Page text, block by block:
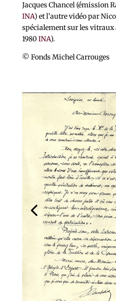
Jacques Chancel (émission
INA) et l’autre vidéo par
spécialement sur les
1980INA).
© Fonds Michel Carrouges